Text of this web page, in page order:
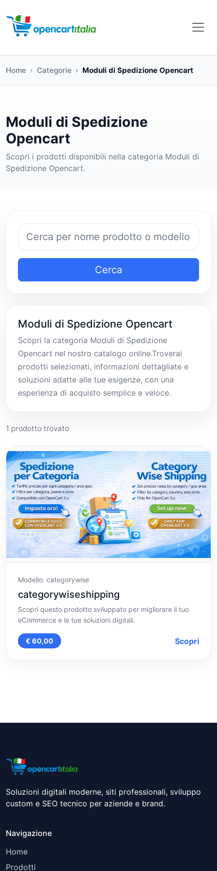
Home Categorie Moduli di Spedizione Opencart
Moduli di Spedizione
Opencart
Scopri i prodotti disponibili nella categoria Moduli di
Spedizione Opencart.
Cerca prodotti
Cerca
Moduli di Spedizione Opencart
Scopri la categoria Moduli di Spedizione
Opencart nel nostro catalogo online.Troverai
prodotti selezionati, informazioni dettagliate e
soluzioni adatte alle tue esigenze, con una
esperienza di acquisto semplice e veloce.
1 prodotto trovato
Modello: categorywise
categorywiseshipping
Scopri questo prodotto sviluppato per migliorare il tuo
eCommerce e le tue soluzioni digitali.
€ 60,00 Scopri
Soluzioni digitali moderne, siti professionali, sviluppo
custom e SEO tecnico per aziende e brand.
Navigazione
Home
Prodotti